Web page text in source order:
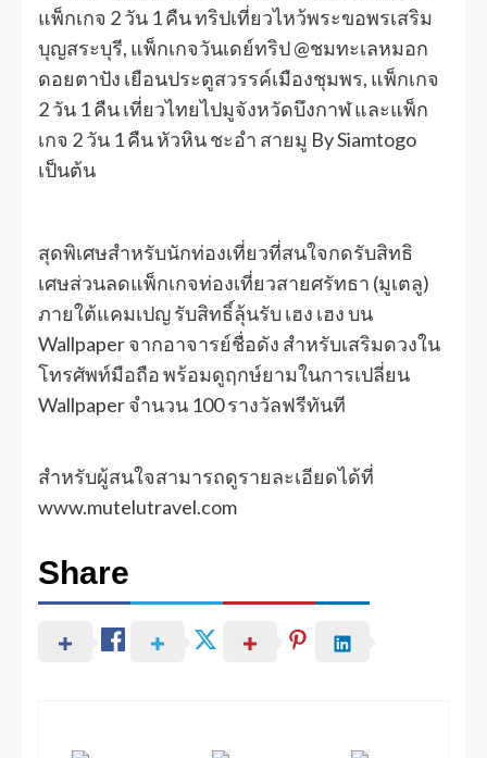
แพ็กเกจ 2 วัน 1 คืน ทริปเที่ยวไหว้พระขอพรเสริม
บุญสระบุรี, แพ็กเกจวันเดย์ทริป @ชมทะเลหมอก
ดอยตาปัง เยือนประตูสวรรค์เมืองชุมพร, แพ็กเกจ
2 วัน 1 คืน เที่ยวไทยไปมูจังหวัดบึงกาฬ และแพ็ก
เกจ 2 วัน 1 คืน หัวหิน ชะอำ สายมู By Siamtogo
เป็นต้น
สุดพิเศษสำหรับนักท่องเที่ยวที่สนใจกดรับสิทธิ
เศษส่วนลดแพ็กเกจท่องเที่ยวสายศรัทธา (มูเตลู)
ภายใต้แคมเปญ รับสิทธิ์ลุ้นรับ เฮง เฮง บน
Wallpaper จากอาจารย์ชื่อดัง สำหรับเสริมดวงใน
โทรศัพท์มือถือ พร้อมดูฤกษ์ยามในการเปลี่ยน
Wallpaper จำนวน 100 รางวัลฟรีทันที
สำหรับผู้สนใจสามารถดูรายละเอียดได้ที่
www.mutelutravel.com
Share